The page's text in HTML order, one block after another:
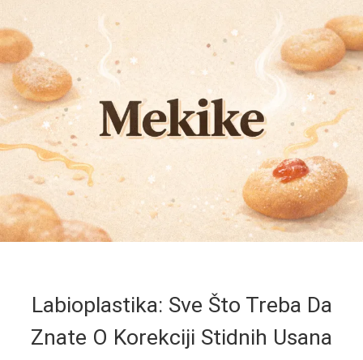
Labioplastika: Sve Što Treba Da
Znate O Korekciji Stidnih Usana